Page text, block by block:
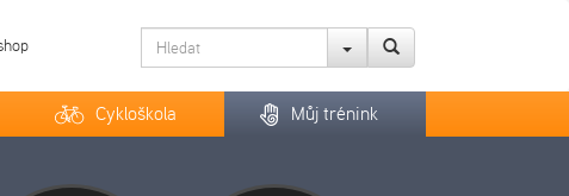
Cykloškola Můj trénink